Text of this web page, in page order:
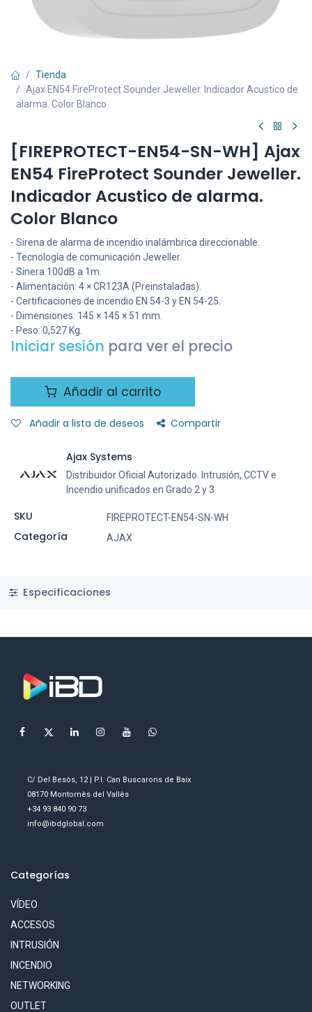
Tienda
Ajax EN54 FireProtect Sounder Jeweller. Indicador Acustico de
alarma. Color Blanco
[FIREPROTECT-EN54-SN-WH] Ajax
EN54 FireProtect Sounder Jeweller.
Indicador Acustico de alarma.
Color Blanco
- Sirena de alarma de incendio inalámbrica direccionable.
- Tecnología de comunicación Jeweller.
- Sinera 100dB a 1m.
- Alimentación: 4 × CR123A (Preinstaladas).
- Certificaciones de incendio EN 54-3 y EN 54-25.
- Dimensiones: 145 × 145 × 51 mm.
- Peso: 0,527 Kg.
Iniciar sesión para ver el precio
Añadir al carrito
Añadir a lista de deseos Compartir
Ajax Systems
Distribuidor Oficial Autorizado. Intrusión, CCTV e
Incendio unificados en Grado 2 y 3
SKU FIREPROTECT-EN54-SN-WH
Categoría AJAX
Especificaciones
C/ Del Besòs, 12 | P.I. Can Buscarons de Baix
08170 Montornès del Vallès
+34 93 840 90 73
info@ibdglobal.com
Categorías
VÍDEO
ACCESOS
INTRUSIÓN
INCENDIO
NETWORKING
OUTLET